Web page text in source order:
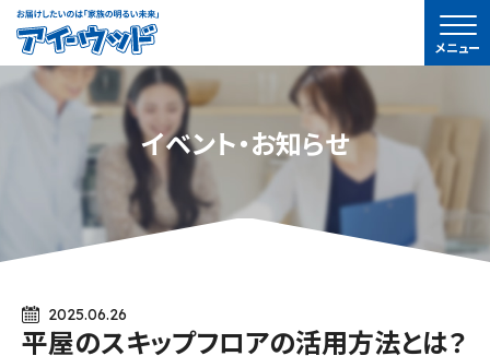
ア
イ-
ウ
メニュー
イベント・お知らせ
2025.06.26
平屋のスキップフロアの活用方法とは？